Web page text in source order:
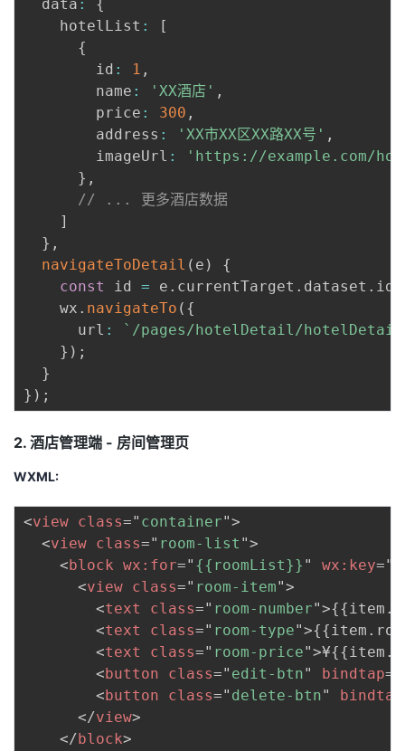
  data
:
{
    hotelList
:
[
{
        id
: 1 ,
        name
: 'XX酒店' ,
        price
: 300 ,
        address
: 'XX市XX区XX路XX号' ,
        imageUrl
:
'https://example.com/
} ,
// ... 更多酒店数据
]
} ,
navigateToDetail ( e )
{
const
id = e . currentTarget . dataset . id
    wx
. navigateTo ( {
      url
: ` /pages/hotelDetail/
} ) ;
}
} ) ;
2. 酒店管理端 - 房间管理页
WXML:
<view class=" container">
<view class=" room-list ">
< block wx: for=" {{roomList}} " wx: key="
<view class=" room-item">
<text class=" room-number">
<text class=" room-type">
<text class=" room-price">
< button class=" edit-btn" bindtap=
< button class=" delete-btn" bindtap
</view>
</ block>